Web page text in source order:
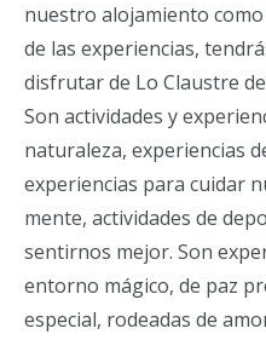
nuestro alojamiento
de las experiencias,
disfrutar de Lo Claustre
Son actividades y
naturaleza, experiencias
experiencias para cuidar
mente, actividades de
sentirnos mejor. Son
entorno mágico, de paz
especial, rodeadas de